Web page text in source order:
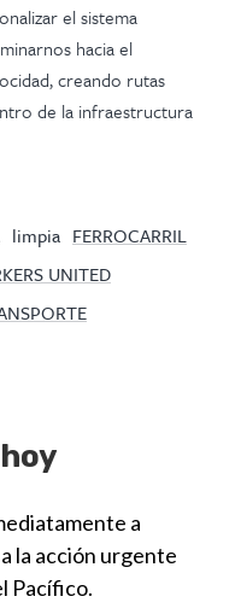
el sistema
hacia el
creando rutas
de la infraestructura
limpia FERROCARRIL
UNITED
a
la acción urgente
Pacífico.